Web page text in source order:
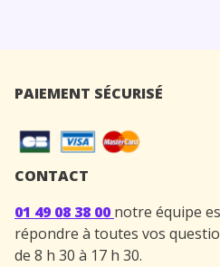
PAIEMENT SÉCURISÉ
CONTACT
01 49 08 38 00 notre équipe
répondre à toutes vos
de 8 h 30 à 17 h 30.